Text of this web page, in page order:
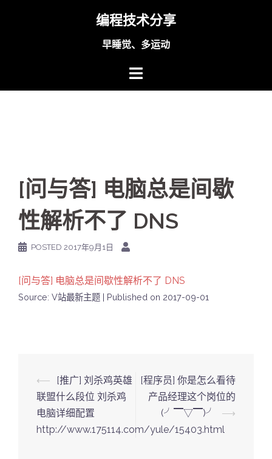
编程技术分享
早睡觉、多运动
[问与答] 电脑总是间歇
性解析不了 DNS
POSTED 2017年9月1日
[问与答] 电脑总是间歇性解析不了 DNS
Source: V站最新主题 Published on 2017-09-01
Post
navigation
⟵
[推广] 刘杀鸡英雄
联盟什么段位 刘杀鸡
电脑详细配置
http://www.175114.com/yule/15403.html
[程序员] 你是怎么看待
产品经理这个岗位的
(╯▔▽▔)╯
⟶